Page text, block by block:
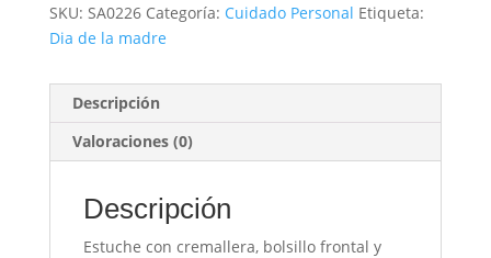
SKU: SA0226 Categoría: Cuidado Personal Etiqueta:
Dia de la madre
Descripción
Valoraciones (0)
Descripción
Estuche con cremallera, bolsillo frontal y